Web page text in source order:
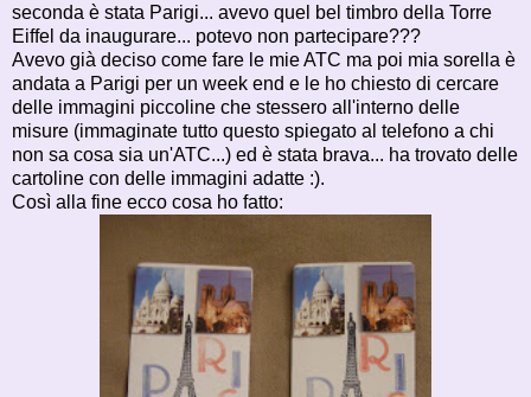
seconda è stata Parigi... avevo quel bel timbro della Torre
Eiffel da inaugurare... potevo non partecipare???
Avevo già deciso come fare le mie ATC ma poi mia sorella è
andata a Parigi per un week end e le ho chiesto di cercare
delle immagini piccoline che stessero all'interno delle
misure (immaginate tutto questo spiegato al telefono a chi
non sa cosa sia un'ATC...) ed è stata brava... ha trovato delle
cartoline con delle immagini adatte :).
Così alla fine ecco cosa ho fatto: